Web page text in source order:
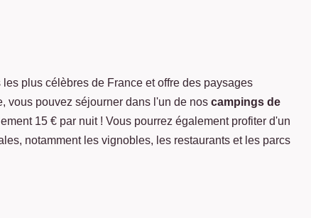
plus célèbres de France et offre des paysages
vous pouvez séjourner dans l'un de nos campings de
15 € par nuit ! Vous pourrez également profiter d'un
notamment les vignobles, les restaurants et les parcs